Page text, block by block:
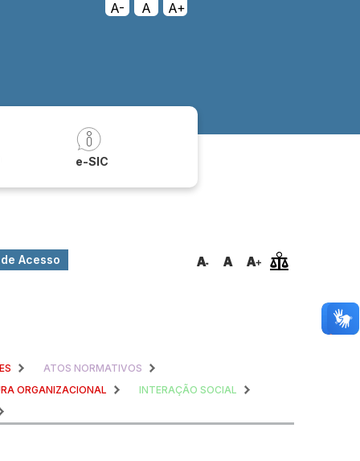
A- A
A+
e-SIC
Acesso
ATOS NORMATIVOS
ORGANIZACIONAL
INTERAÇÃO SOCIAL